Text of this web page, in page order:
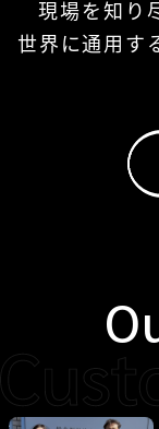
現場を知り
世界に通用す